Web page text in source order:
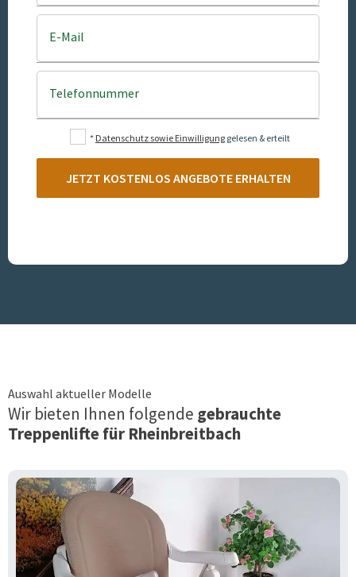
E-Mail
Telefonnummer
* Datenschutz sowie Einwilligung gelesen & erteilt
JETZT KOSTENLOS ANGEBOTE ERHALTEN
Auswahl aktueller Modelle
Wir bieten Ihnen folgende gebrauchte
Treppenlifte für Rheinbreitbach